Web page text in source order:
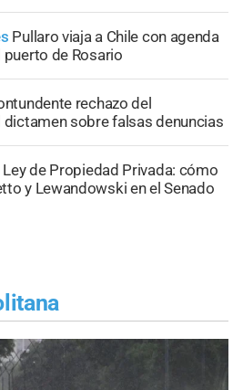
Pullaro viaja a Chile con agenda
de Rosario
rechazo del
sobre falsas denuncias
Ley de Propiedad Privada: cómo
y Lewandowski en el Senado